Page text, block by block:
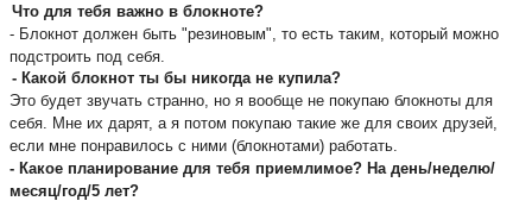
Что для тебя важно в блокноте?
- Блокнот должен быть "резиновым", то есть таким, который можно
подстроить под себя.
- Какой блокнот ты бы никогда не купила?
Это будет звучать странно, но я вообще не покупаю блокноты для
себя. Мне их дарят, а я потом покупаю такие же для своих друзей,
если мне понравилось с ними (блокнотами) работать.
- Какое планирование для тебя приемлимое? На день/неделю/
месяц/год/5 лет?